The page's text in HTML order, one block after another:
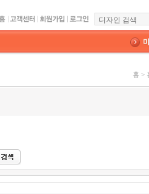
홈 >